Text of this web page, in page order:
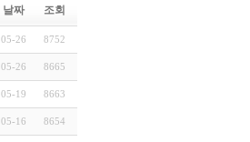
날짜 조회
05-26 8752
05-26 8665
05-19 8663
05-16 8654